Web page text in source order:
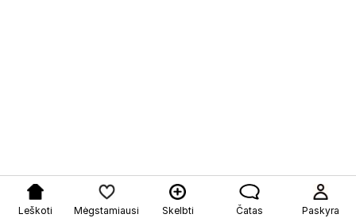
Leškoti Mėgstamiausi Skelbti Čatas Paskyra